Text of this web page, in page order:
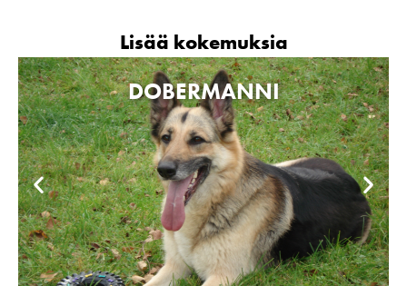
Lisää kokemuksia
DOBERMANNI